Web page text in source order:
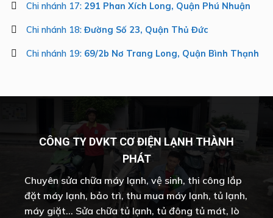
Chi nhánh 17: 291 Phan Xích Long, Quận Phú Nhuận
Chi nhánh 18: Đường Số 23, Quận Thủ Đức
Chi nhánh 19: 69/2b Nơ Trang Long, Quận Bình Thạnh
CÔNG TY DVKT CƠ ĐIỆN LẠNH THÀNH
PHÁT
Chuyên sửa chữa máy lạnh, vệ sinh, thi công lắp
đặt máy lạnh, bảo trì, thu mua máy lạnh, tủ lạnh,
máy giặt... Sửa chữa tủ lạnh, tủ đông tủ mát, lò